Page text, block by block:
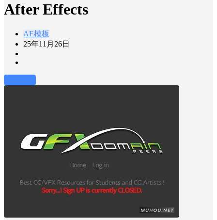
After Effects
AE模板
25年11月26日